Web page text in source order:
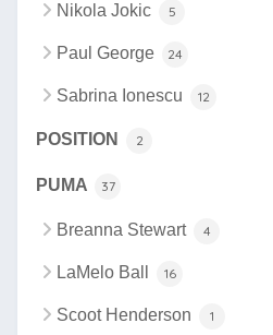
Nikola Jokic 5
Paul George 24
Sabrina Ionescu 12
POSITION 2
PUMA 37
Breanna Stewart 4
LaMelo Ball 16
Scoot Henderson 1